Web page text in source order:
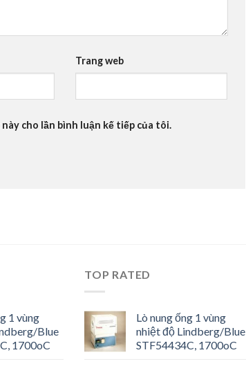
Trang web
cho lần bình luận kế tiếp của tôi.
1 vùng
Blue
1700oC
TOP RATED
Lò nung ống 1 vùng
nhiệt độ Lindberg/Blue
STF54434C, 1700oC